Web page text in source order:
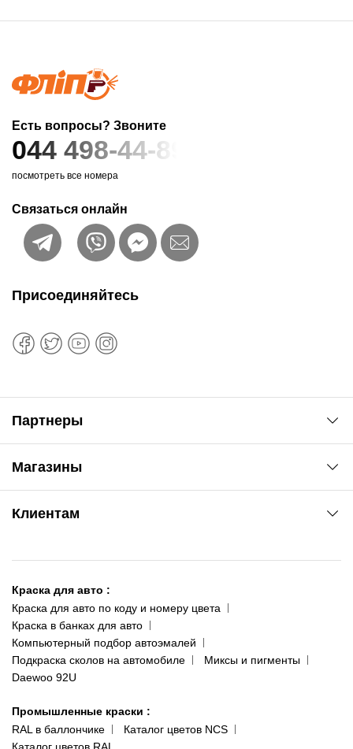
Есть вопросы? Звоните
044 498-44-89
посмотреть все номера
Связаться онлайн
Магазины
ул. Рабочая, 2-а
093 611-39-23
(ориентир: Интайм №40)
Одесса
пр-т Акад. Глушко, 29
066 554-97-70
Клиентам
Доставка и оплата
Сотрудничество
Наши публикации
Публичная оферта
Политика конфиденциальности
Присоединяйтесь
Партнеры
Краска для авто :
Краска для авто по коду и номеру цвета
Краска в банках для авто
Компьютерный подбор автоэмалей
Подкраска сколов на автомобиле
Миксы и пигменты
Daewoo 92U
Промышленные краски :
RAL в баллончике
Каталог цветов NCS